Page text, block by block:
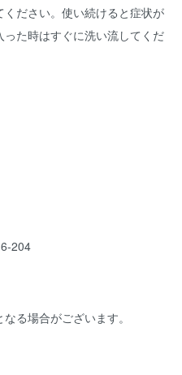
ださい。使い続けると症状が
た時はすぐに洗い流してくだ
204
る場合がございます。